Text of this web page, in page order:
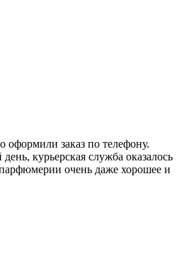
заказ по телефону.
курьерская служба оказалось
очень даже хорошее и